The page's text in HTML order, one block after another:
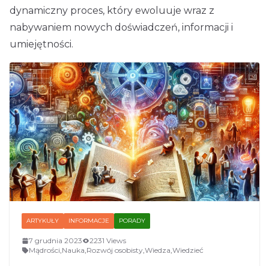
dynamiczny proces, który ewoluuje wraz z
nabywaniem nowych doświadczeń, informacji i
umiejętności.
ARTYKUŁY INFORMACJE PORADY
7 grudnia 2023
2231 Views
Mądrości,Nauka,Rozwój osobisty,Wiedza,Wiedzieć